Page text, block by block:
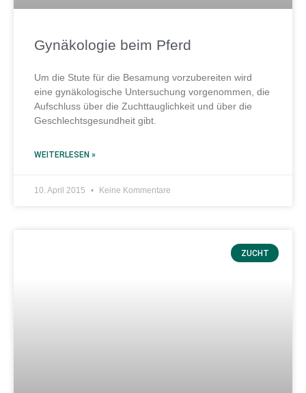
Gynäkologie beim Pferd
Um die Stute für die Besamung vorzubereiten wird
eine gynäkologische Untersuchung vorgenommen, die
Aufschluss über die Zuchttauglichkeit und über die
Geschlechtsgesundheit gibt.
WEITERLESEN »
10. April 2015 Keine Kommentare
ZUCHT